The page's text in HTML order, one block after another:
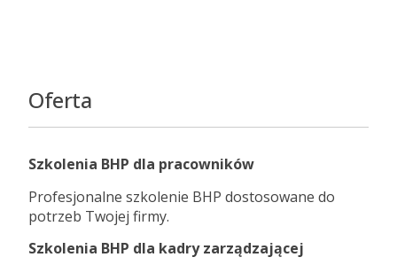
Oferta
Szkolenia BHP dla pracowników
Profesjonalne szkolenie BHP dostosowane do
potrzeb Twojej firmy.
Szkolenia BHP dla kadry zarządzającej